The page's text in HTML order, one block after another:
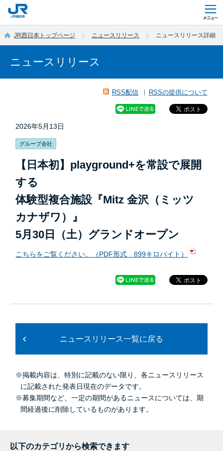
JR西日本トップページ ニュースリリース ニュースリリース詳細
ニュースリリース
RSS配信 RSSの提供について
2026年5月13日
グループ会社
【日本初】playground+を常設で展開
する
体験型複合施設『Mitz 金沢（ミッツ
カナザワ）』
5月30日（土）グランドオープン
こちらをご覧ください。（PDF形式 899キロバイト）
ニュースリリース一覧に戻る
※掲載内容は、特別に記載のない限り、各ニュースリリース
に記載された発表日現在のデータです。
※募集期間など、一定の期間があるニュースについては、期
間経過後に削除しているものがあります。
以下のカテゴリから検索できます